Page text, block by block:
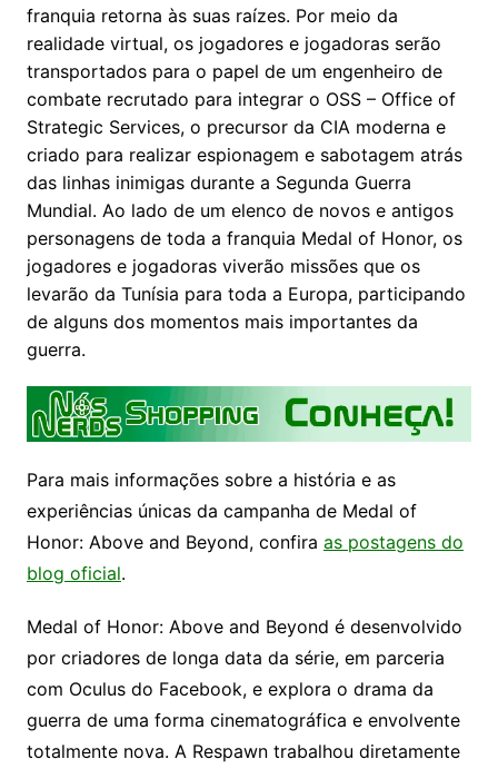
franquia retorna às suas raízes. Por meio da
realidade virtual, os jogadores e jogadoras serão
transportados para o papel de um engenheiro de
combate recrutado para integrar o OSS – Office of
Strategic Services, o precursor da CIA moderna e
criado para realizar espionagem e sabotagem atrás
das linhas inimigas durante a Segunda Guerra
Mundial. Ao lado de um elenco de novos e antigos
personagens de toda a franquia Medal of Honor, os
jogadores e jogadoras viverão missões que os
levarão da Tunísia para toda a Europa, participando
de alguns dos momentos mais importantes da
guerra.
Para mais informações sobre a história e as
experiências únicas da campanha de Medal of
Honor: Above and Beyond, confira as postagens do
blog oficial.
Medal of Honor: Above and Beyond é desenvolvido
por criadores de longa data da série, em parceria
com Oculus do Facebook, e explora o drama da
guerra de uma forma cinematográfica e envolvente
totalmente nova. A Respawn trabalhou diretamente